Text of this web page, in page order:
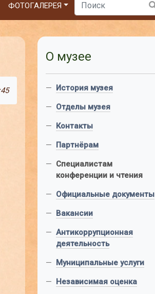
ФОТОГАЛЕРЕЯ
О музее
— История музея
— Отделы музея
— Контакты
— Партнёрам
— Специалистам
конференции и чтения
— Официальные документы
— Вакансии
— Антикоррупционная
деятельность
— Муниципальные услуги
— Независимая оценка